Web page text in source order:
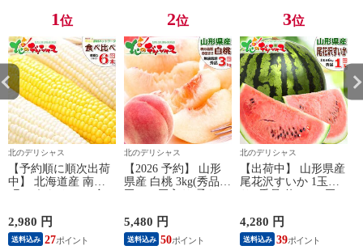
い お礼 お返し
プレゼント ご家
庭用 野菜 北海道
グルメ お取り寄
せ
い お礼 お返し
プレゼント ご家
庭用 野菜 北海道
グルメ お取り寄
せ
ゼント ご家庭用
野菜 北海道 グル
メ お取り寄せ
せ
1位
北のデリシャス
【予約順に順次出荷
中】 北海道産 南幌
黄3本/クール冷蔵) 南
幌町明るい農村ネッ
トワーク 朝採り 甘
2,980 円
送料込み 27
2位
北のデリシャス
【2026 予約】 山形
県産 白桃 3kg(秀品/7
も モモ はくとう 白
桃 夏ギフト ギフト
贈り物 贈答 お祝い
5,480 円
送料込み 50
3位
北のデリシャス
【出荷中】 山形県産
尾花沢すいか 1玉入
西瓜 尾花沢スイカ
夏ギフト 残暑見舞い
ギフト 贈り物 贈答
4,280 円
送料込み 39